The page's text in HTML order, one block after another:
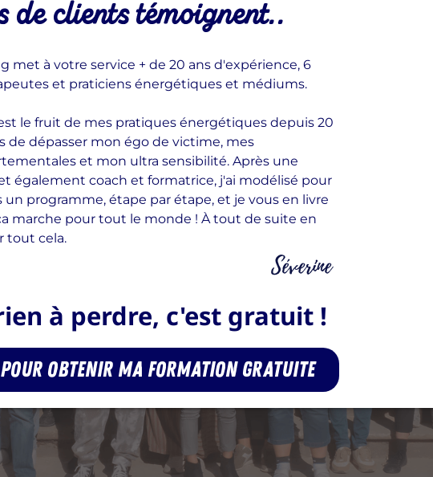
de clients témoignent..
met à votre service + de 20 ans d'expérience, 6
et praticiens énergétiques et médiums.
le fruit de mes pratiques énergétiques depuis 20
de dépasser mon égo de victime, mes
et mon ultra sensibilité. Après une
également coach et formatrice, j'ai modélisé pour
programme, étape par étape, et je vous en livre
marche pour tout le monde ! À tout de suite en
tout cela.
à perdre, c'est gratuit !
obtenir ma formation gratuite